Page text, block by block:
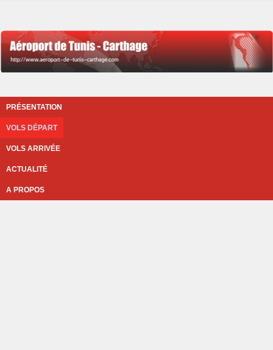
PRÉSENTATION
VOLS DÉPART
VOLS ARRIVÉE
ACTUALITÉ
A PROPOS